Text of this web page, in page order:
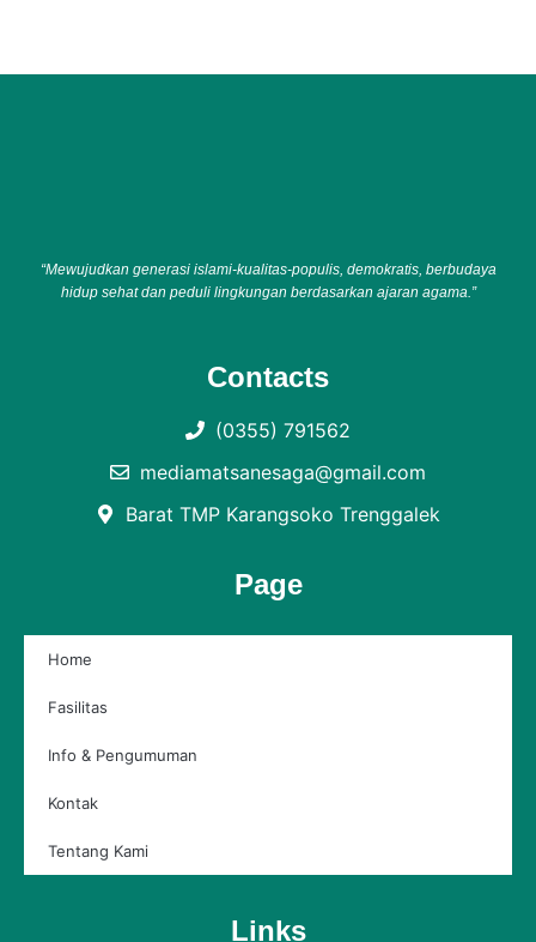
“Mewujudkan generasi islami-kualitas-populis, demokratis, berbudaya
hidup sehat dan peduli lingkungan berdasarkan ajaran agama.”
Contacts
(0355) 791562
mediamatsanesaga@gmail.com
Barat TMP Karangsoko Trenggalek
Page
Home
Fasilitas
Info & Pengumuman
Kontak
Tentang Kami
Links